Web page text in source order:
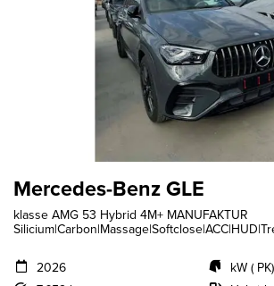
Mercedes-Benz GLE
klasse AMG 53 Hybrid 4M+ MANUFAKTUR
2026
kW ( PK)